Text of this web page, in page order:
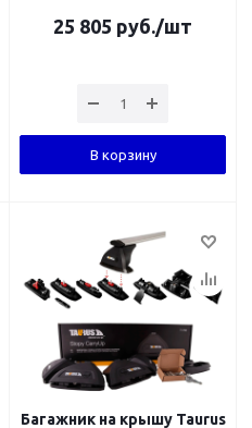
25 805 руб./шт
В корзину
Багажник на крышу Taurus